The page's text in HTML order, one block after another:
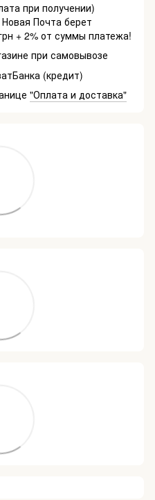
при получении)
Почта берет
+ 2% от суммы платежа!
при самовывозе
(кредит)
"Оплата и доставка"